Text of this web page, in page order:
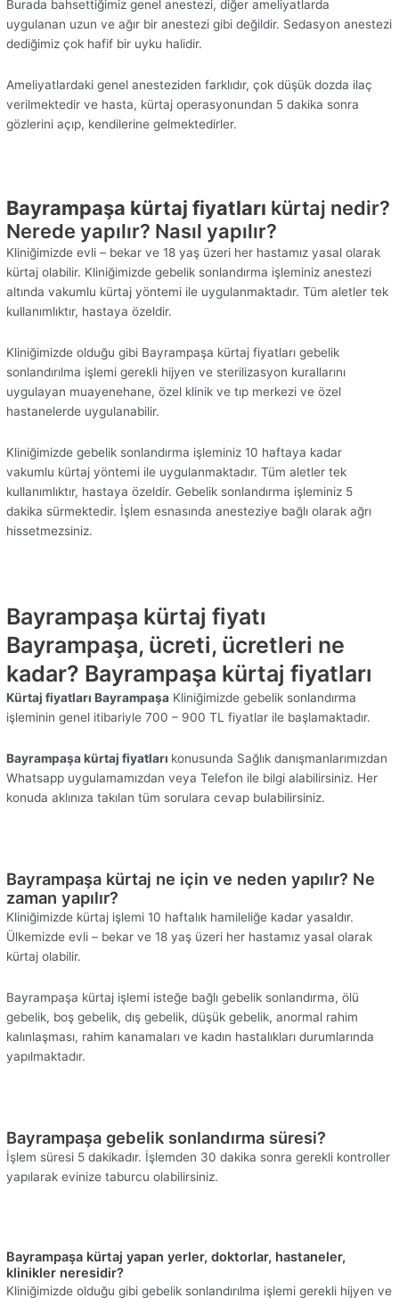
Burada bahsettiğimiz genel anestezi, diğer ameliyatlarda
uygulanan uzun ve ağır bir anestezi gibi değildir. Sedasyon anestezi
dediğimiz çok hafif bir uyku halidir.
Ameliyatlardaki genel anesteziden farklıdır, çok düşük dozda ilaç
verilmektedir ve hasta, kürtaj operasyonundan 5 dakika sonra
gözlerini açıp, kendilerine gelmektedirler.
Bayrampaşa kürtaj fiyatları kürtaj nedir?
Nerede yapılır? Nasıl yapılır?
Kliniğimizde evli – bekar ve 18 yaş üzeri her hastamız yasal olarak
kürtaj olabilir. Kliniğimizde gebelik sonlandırma işleminiz anestezi
altında vakumlu kürtaj yöntemi ile uygulanmaktadır. Tüm aletler tek
kullanımlıktır, hastaya özeldir.
Kliniğimizde olduğu gibi Bayrampaşa kürtaj fiyatları gebelik
sonlandırılma işlemi gerekli hijyen ve sterilizasyon kurallarını
uygulayan muayenehane, özel klinik ve tıp merkezi ve özel
hastanelerde uygulanabilir.
Kliniğimizde gebelik sonlandırma işleminiz 10 haftaya kadar
vakumlu kürtaj yöntemi ile uygulanmaktadır. Tüm aletler tek
kullanımlıktır, hastaya özeldir. Gebelik sonlandırma işleminiz 5
dakika sürmektedir. İşlem esnasında anesteziye bağlı olarak ağrı
hissetmezsiniz.
Bayrampaşa kürtaj fiyatı
Bayrampaşa, ücreti, ücretleri ne
kadar? Bayrampaşa kürtaj fiyatları
Kürtaj fiyatları Bayrampaşa Kliniğimizde gebelik sonlandırma
işleminin genel itibariyle 700 – 900 TL fiyatlar ile başlamaktadır.
Bayrampaşa kürtaj fiyatları konusunda Sağlık danışmanlarımızdan
Whatsapp uygulamamızdan veya Telefon ile bilgi alabilirsiniz. Her
konuda aklınıza takılan tüm sorulara cevap bulabilirsiniz.
Bayrampaşa kürtaj ne için ve neden yapılır? Ne
zaman yapılır?
Kliniğimizde kürtaj işlemi 10 haftalık hamileliğe kadar yasaldır.
Ülkemizde evli – bekar ve 18 yaş üzeri her hastamız yasal olarak
kürtaj olabilir.
Bayrampaşa kürtaj işlemi isteğe bağlı gebelik sonlandırma, ölü
gebelik, boş gebelik, dış gebelik, düşük gebelik, anormal rahim
kalınlaşması, rahim kanamaları ve kadın hastalıkları durumlarında
yapılmaktadır.
Bayrampaşa gebelik sonlandırma süresi?
İşlem süresi 5 dakikadır. İşlemden 30 dakika sonra gerekli kontroller
yapılarak evinize taburcu olabilirsiniz.
Bayrampaşa kürtaj yapan yerler, doktorlar, hastaneler,
klinikler neresidir?
Kliniğimizde olduğu gibi gebelik sonlandırılma işlemi gerekli hijyen ve